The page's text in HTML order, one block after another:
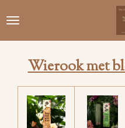
direct
naar
hoofdinhoud
Wierook met